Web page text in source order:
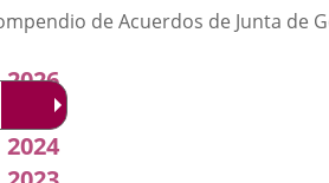
de Acuerdos de Junta de
2026
2025
2024